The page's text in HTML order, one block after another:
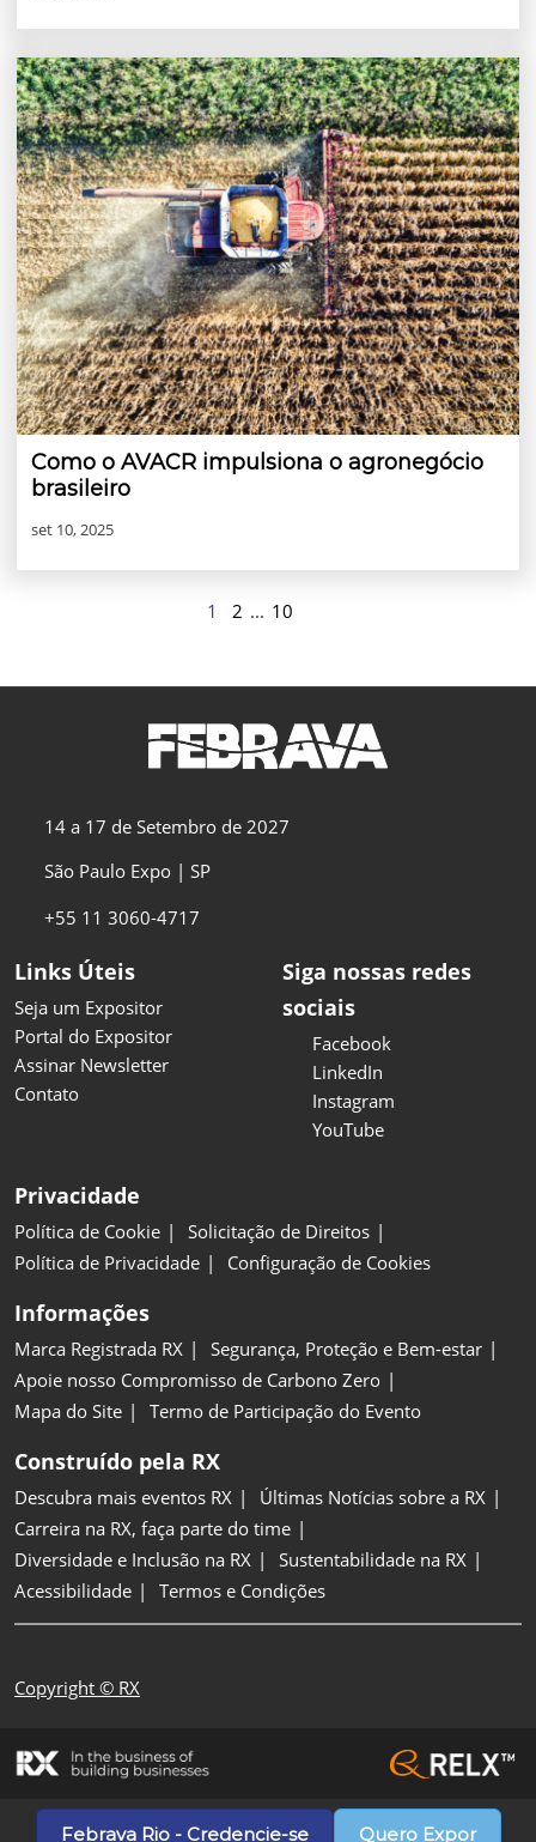
Como o AVACR impulsiona o agronegócio
brasileiro
set 10, 2025
1 2 ... 10
14 a 17 de Setembro de 2027
São Paulo Expo | SP
+55 11 3060-4717
Links Úteis
Seja um Expositor
Portal do Expositor
Assinar Newsletter
Contato
Siga nossas redes
sociais
Facebook
LinkedIn
Instagram
YouTube
Privacidade
Política de Cookie
Solicitação de Direitos
Política de Privacidade
Configuração de Cookies
Informações
Marca Registrada RX
Segurança, Proteção e Bem-estar
Apoie nosso Compromisso de Carbono Zero
Mapa do Site
Termo de Participação do Evento
Construído pela RX
Descubra mais eventos RX
Últimas Notícias sobre a RX
Carreira na RX, faça parte do time
Diversidade e Inclusão na RX
Sustentabilidade na RX
Acessibilidade
Termos e Condições
Copyright © RX
Febrava Rio - Credencie-se Quero Expor